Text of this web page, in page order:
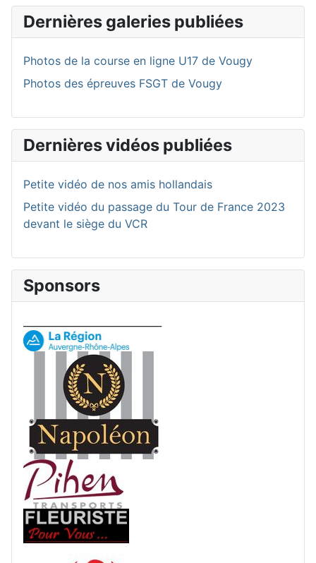
Dernières galeries publiées
Photos de la course en ligne U17 de Vougy
Photos des épreuves FSGT de Vougy
Dernières vidéos publiées
Petite vidéo de nos amis hollandais
Petite vidéo du passage du Tour de France 2023
devant le siège du VCR
Sponsors